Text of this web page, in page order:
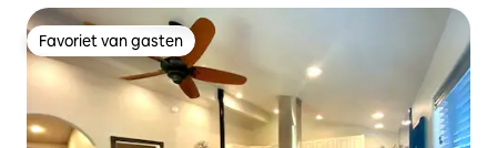
Favoriet van gasten
Favoriet van gasten